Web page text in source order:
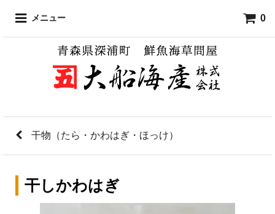
メニュー 0
干物（たら・かわはぎ・ほっけ）
干しかわはぎ